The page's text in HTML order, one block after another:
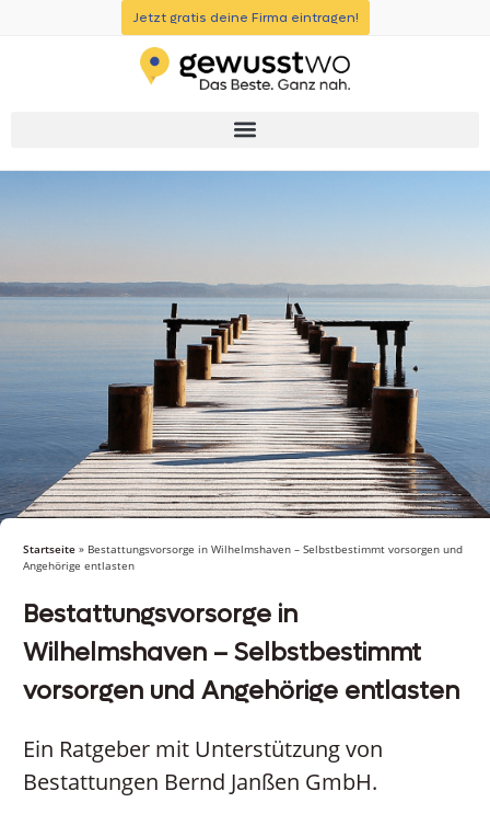
Jetzt gratis deine Firma eintragen!
Startseite » Bestattungsvorsorge in Wilhelmshaven – Selbstbestimmt vorsorgen und
Angehörige entlasten
Bestattungsvorsorge in
Wilhelmshaven – Selbstbestimmt
vorsorgen und Angehörige entlasten
Ein Ratgeber mit Unterstützung von
Bestattungen Bernd Janßen GmbH.